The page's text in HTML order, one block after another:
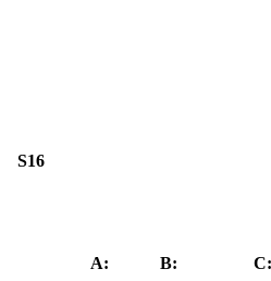
S16
A: B: C: